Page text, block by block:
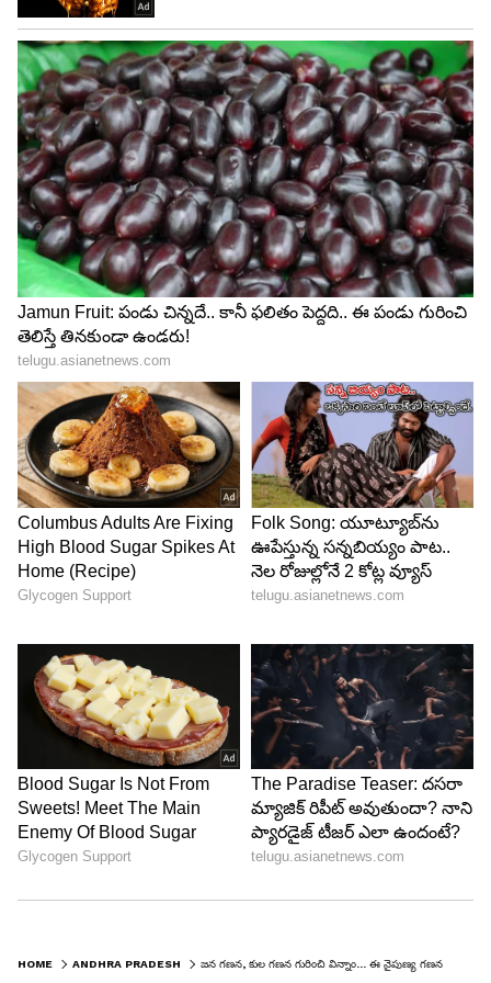
Skill Censes
అయితే మొదట రాష్ట్రంలోని ఓ నియోజకవర్గాన్ని పైలట్
ప్రాజెక్ట్ గా ఎంచుకుని నైపుణ్య గణన చేపట్టనున్నట్లు
తెలిపారు. అనంతరం రాష్ట్రవ్యాప్తంగా పెద్దఎత్తున వివరాల
సేకరణ ప్రక్రియను చేపట్టనున్నట్లు వెల్లడించారు. మరింత
మెరుగైన ఫలితాల కోసం ఆర్టిఫిషియల్ ఇంటిలిజెన్స్ ను
కూడా ఉపయోగించాలని అధికారులకు లోకేష్
సూచించారు.
5
6
Skill Censes
స్కిల్ సెన్సెస్ లో భాగంగా యువతకు ఏ రంగంలో నైపుణ్యం
డెవలప్ మెంట్ లో భాగంగా ప్రఖ్యాత సంస్థలతో శిక్షణతో
పాటు సర్టిఫికేట్ కూడా అందిస్తామన్నారు. ఇలా
ఆయారంగాల్లో యువతకు ఉపాధి అందేలా చూస్తామన్నారు.
రాష్ట్రంలోని పరిశ్రమలతోపాటు naukri.com, LinkedIn
వంటి పోర్టల్స్ ద్వారా మెరుగైన అవకాశాలను పొందే
అవకాశాలు వుంటాయన్నారు.
HOME ANDHRA PRADESH